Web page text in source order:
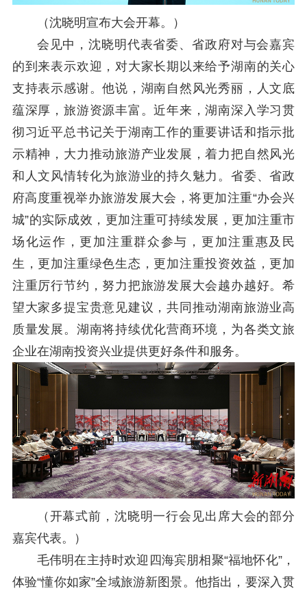
（沈晓明宣布大会开幕。
）
会见中，沈晓明代表省委、省政府对与会嘉宾
的到来表示欢迎，对大家长期以来给予湖南的关心
支持表示感谢。他说，湖南自然风光秀丽 ，
人文底
蕴深厚，旅游资源丰富。近年来，湖南深入学习贯
彻习近平总书记关于湖南工作的重要讲话和指示批
示精神，大力推动旅游产业发展，着力把自然风光
和人文风情转化为旅游业的持久魅力。省委、省政
府高度重视举办旅游发展大会，将更加注重“办会兴
城”的实际成效，更加注重可持续发展，更加注重市
场化运作，更加注重群众参与，更加注重惠及民
生，更加注重绿色生态，更加注重投资效益，更加
注重厉行节约， 努力把旅游发展大会越办越好。希
望大家多提宝贵意见建议，共同推动湖南旅游业高
质量发展。湖南将持续优化营商环境，为各类文旅
企业在湖南投资兴业提供更好条件和服务。
（ 开幕式前，沈晓明一行会见出席大会的部分
嘉宾代表。
）
毛伟明在主持时欢迎四海宾朋相聚“福地怀化”，
体验“懂你如家”全域旅游新图景。他指出，要深入贯